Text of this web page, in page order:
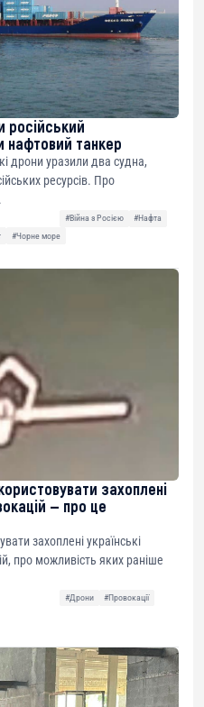
російський
нафтовий танкер
дрони уразили два судна,
ресурсів. Про
#Війна з Росією
#Нафта
#Чорне море
захоплені
— про це
захоплені українські
про можливість яких раніше
#Дрони
#Провокації